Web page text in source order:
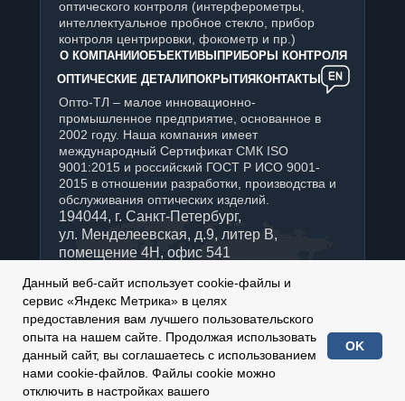
оптического контроля (интерферометры,
интеллектуальное пробное стекло, прибор
контроля центрировки, фокометр и пр.)
О КОМПАНИИОБЪЕКТИВЫПРИБОРЫ КОНТРОЛЯ
ОПТИЧЕСКИЕ ДЕТАЛИПОКРЫТИЯКОНТАКТЫ
Опто-ТЛ – малое инновационно-
промышленное предприятие, основанное в
2002 году. Наша компания имеет
международный Сертификат СМК ISO
9001:2015 и российский ГОСТ Р ИСО 9001-
2015 в отношении разработки, производства и
обслуживания оптических изделий.
194044, г. Санкт-Петербург,
ул. Менделеевская, д.9, литер В,
помещение 4Н, офис 541
+7 (812) 347-76-90
Отдел продаж:
sales@optotl.ru
По техническим вопросам:
technical_service@optotl.ru
2002-2026© ООО «Опто-ТЛ»
Данный веб-сайт использует cookie-файлы и
сервис «Яндекс Метрика» в целях
предоставления вам лучшего пользовательского
опыта на нашем сайте. Продолжая использовать
данный сайт, вы соглашаетесь с использованием
нами cookie-файлов. Файлы cookie можно
отключить в настройках вашего
OK